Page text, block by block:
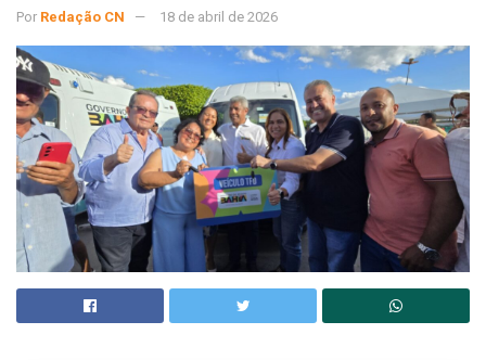
Por Redação CN 18 de abril de 2026